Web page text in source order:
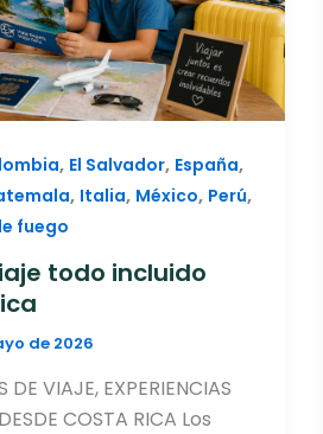
, El Salvador, España,
, Italia, México, Perú,
fuego
todo incluido
de 2026
DE VIAJE, EXPERIENCIAS
COSTA RICA Los